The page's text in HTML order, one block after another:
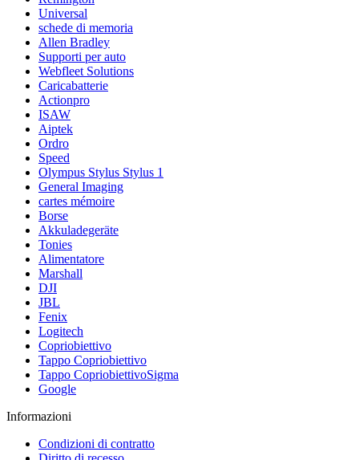
Universal
schede di memoria
Allen Bradley
Supporti per auto
Webfleet Solutions
Caricabatterie
Actionpro
ISAW
Aiptek
Ordro
Speed
Olympus Stylus Stylus 1
General Imaging
cartes mémoire
Borse
Akkuladegeräte
Tonies
Alimentatore
Marshall
DJI
JBL
Fenix
Logitech
Copriobiettivo
Tappo Copriobiettivo
Tappo CopriobiettivoSigma
Google
Informazioni
Condizioni di contratto